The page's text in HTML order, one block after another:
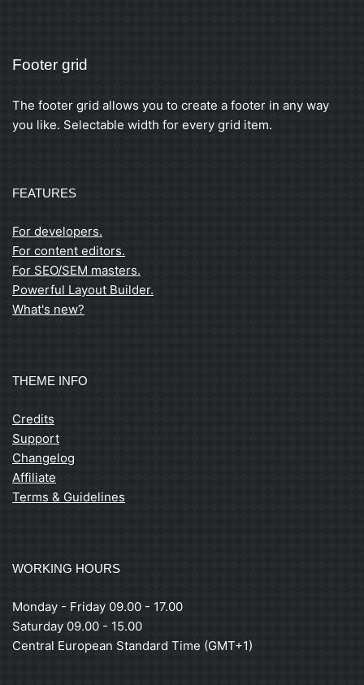
Footer grid
The footer grid allows you to create a footer in any way
you like. Selectable width for every grid item.
FEATURES
For developers.
For content editors.
For SEO/SEM masters.
Powerful Layout Builder.
What's new?
THEME INFO
Credits
Support
Changelog
Affiliate
Terms & Guidelines
WORKING HOURS
Monday - Friday 09.00 - 17.00
Saturday 09.00 - 15.00
Central European Standard Time (GMT+1)